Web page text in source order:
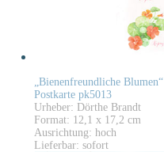
„Bienenfreundliche Blumen“
Postkarte pk5013
Urheber: Dörthe Brandt
Format: 12,1 x 17,2 cm
Ausrichtung: hoch
Lieferbar: sofort